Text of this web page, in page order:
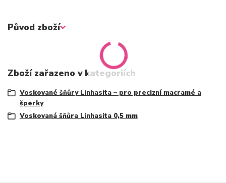
Původ zboží
Zboží zařazeno v kategoriích
Voskované šňůry Linhasita – pro precizní macramé a
šperky
Voskovaná šňůra Linhasita 0,5 mm